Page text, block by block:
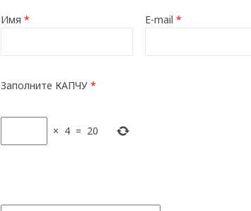
Имя* E-mail *
Заполните КАПЧУ *
× 4 = 20